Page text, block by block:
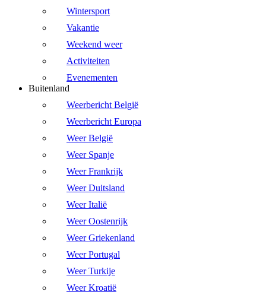
Wintersport
Vakantie
Weekend weer
Activiteiten
Evenementen
Buitenland
Weerbericht België
Weerbericht Europa
Weer België
Weer Spanje
Weer Frankrijk
Weer Duitsland
Weer Italië
Weer Oostenrijk
Weer Griekenland
Weer Portugal
Weer Turkije
Weer Kroatië